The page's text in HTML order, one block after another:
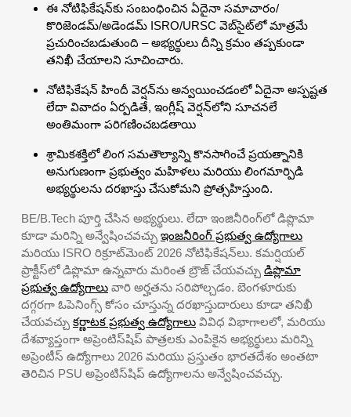
ఈ నోటిఫికేషన్‌కు సంబంధించిన ఏదైనా సమాచారం/
కొరిజెండమ్/అడెండమ్ ISRO/URSC వెబ్‌సైట్‌లో మాత్రమే
ప్రచురించబడుతుంది – అభ్యర్థులు దీన్ని క్రమం తప్పకుండా
తనిఖీ చేయాలని సూచించారు.
నోటిఫికేషన్ హిందీ వెర్షన్‌ను అన్వయించడంలో ఏదైనా అస్పష్టత
లేదా వివాదం ఏర్పడితే, ఇంగ్లీష్ వెర్షన్‌లోని సూచనలే
అంతిమంగా పరిగణించబడతాయి
శ్రామికశక్తిలో లింగ సమతౌల్యాన్ని కొనసాగించే ప్రయత్నానికి
అనుగుణంగా ప్రభుత్వం మహిళలు మరియు లింగమార్పిడి
అభ్యర్థులను దరఖాస్తు చేసుకోమని ప్రోత్సహిస్తుంది.
BE/B.Tech పూర్తి చేసిన అభ్యర్థులు. లేదా ఇంజినీరింగ్‌లో డిప్లొమా
కూడా మరిన్ని అన్వేషించవచ్చు ఇంజనీరింగ్ ప్రభుత్వ ఉద్యోగాలు
మరియు ISRO రిక్రూట్‌మెంట్ 2026 నోటిఫికేషన్‌లు. కమర్షియల్
ప్రాక్టీస్‌లో డిప్లొమా ఉన్నవారు మరింత బ్రౌజ్ చేయవచ్చు డిప్లొమా
ప్రభుత్వ ఉద్యోగాలు వారి అర్హతను సరిపోల్చడం. బెంగళూరుకు
దగ్గరగా ఓపెనింగ్స్ కోసం చూస్తున్న దరఖాస్తుదారులు కూడా తనిఖీ
చేయవచ్చు కర్ణాటక ప్రభుత్వ ఉద్యోగాలు వివిధ విభాగాలలో, మరియు
దేశవ్యాప్తంగా అప్రెంటిస్‌షిప్ పాత్రలకు ఎంపికైన అభ్యర్థులు మరిన్ని
అప్రెంటీస్ ఉద్యోగాలు 2026 మరియు ప్రస్తుతం భారతదేశం అంతటా
తెరిచిన PSU అప్రెంటిస్‌షిప్ ఉద్యోగాలను అన్వేషించవచ్చు.